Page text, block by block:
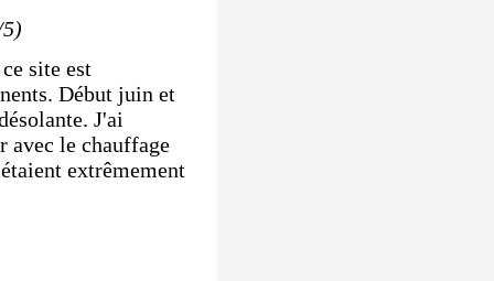
site est
Début juin et
J'ai
avec le chauffage
extrêmement